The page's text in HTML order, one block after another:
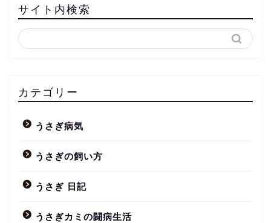
サイト内検索
カテゴリー
うさぎ病気
うさぎの飼い方
うさぎ 日記
うさぎカミの闘病生活